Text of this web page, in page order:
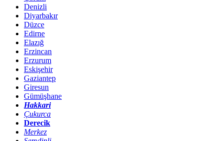
Denizli
Diyarbakır
Düzce
Edirne
Elazığ
Erzincan
Erzurum
Eskişehir
Gaziantep
Giresun
Gümüşhane
Hakkari
Çukurca
Derecik
Merkez